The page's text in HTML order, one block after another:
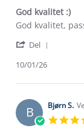
God kvalitet :)
Review
Jonas
on
Jan
review
God
:)
God kvalitet,
Del
Jonas
on
10
Jan
10/01/26
B Bjørn S.